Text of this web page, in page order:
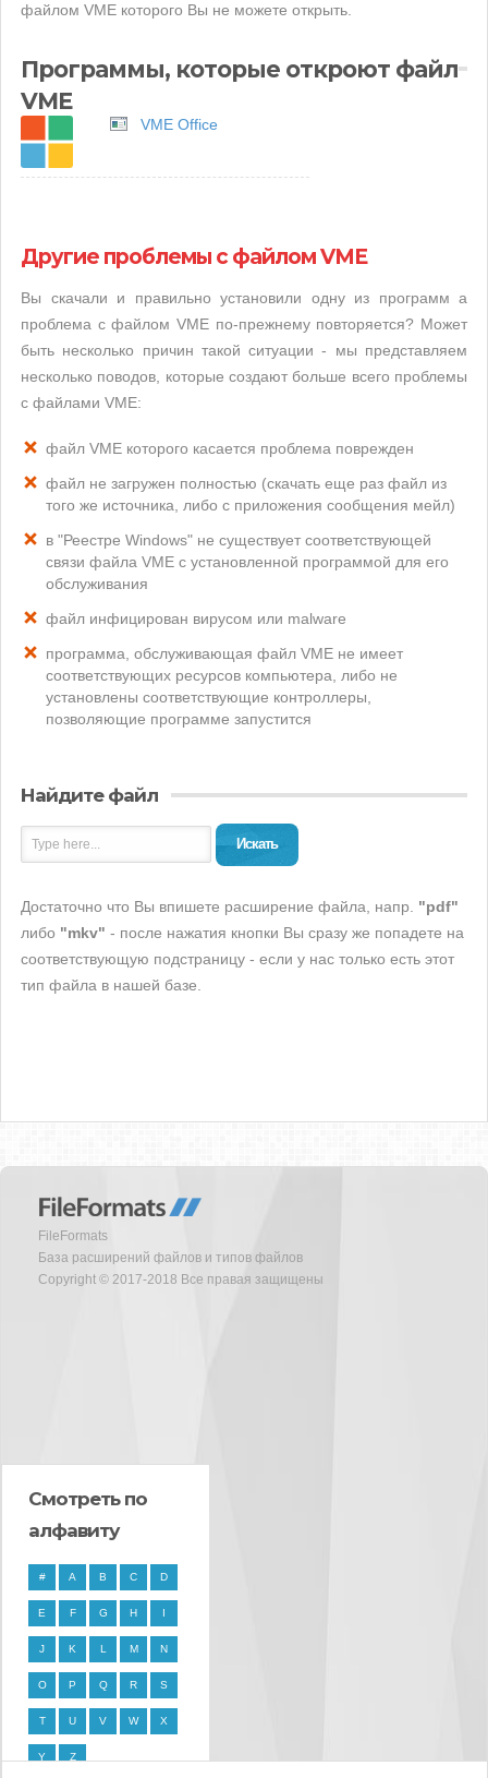
файлом VME которого Вы не можете открыть.
Программы, которые откроют файл
VME
VME Office
Другие проблемы с файлом VME
Вы скачали и правильно установили одну из программ а
проблема с файлом VME по-прежнему повторяется? Может
быть несколько причин такой ситуации - мы представляем
несколько поводов, которые создают больше всего проблемы
с файлами VME:
файл VME которого касается проблема поврежден
файл не загружен полностью (скачать еще раз файл из
того же источника, либо с приложения сообщения мейл)
в "Реестре Windows" не существует соответствующей
связи файла VME с установленной программой для его
обслуживания
файл инфицирован вирусом или malware
программа, обслуживающая файл VME не имеет
соответствующих ресурсов компьютера, либо не
установлены соответствующие контроллеры,
позволяющие программе запустится
Найдите файл
Искать
Достаточно что Вы впишете расширение файла, напр. "pdf"
либо "mkv" - после нажатия кнопки Вы сразу же попадете на
соответствующую подстраницу - если у нас только есть этот
тип файла в нашей базе.
FileFormats
База расширений файлов и типов файлов
Copyright © 2017-2018 Все правая защищены
Смотреть по
алфавиту
# A B C D
E F G H I
J K L M N
O P Q R S
T U V W X
Y Z